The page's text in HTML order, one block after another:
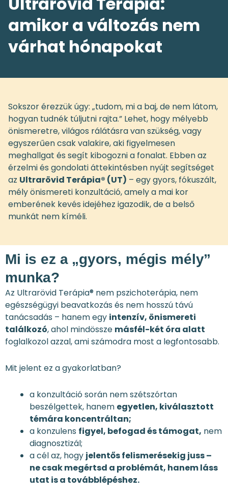
amikor a változás nem
várhat hónapokat
Sokszor érezzük úgy: „tudom, mi a baj, de nem látom,
hogyan tudnék túljutni rajta.” Lehet, hogy mélyebb
önismeretre, világos rálátásra van szükség, vagy
egyszerűen csak valakire, aki figyelmesen
meghallgat és segít kibogozni a fonalat. Ebben az
érzelmi és gondolati áttekintésben nyújt segítséget
az Ultrarövid Terápia® (UT) – egy gyors, fókuszált,
mély önismereti konzultáció, amely a mai kor
emberének kevés idejéhez igazodik, de a belső
munkát nem kíméli.
Mi is ez a „gyors, mégis mély”
munka?
Az Ultrarövid Terápia® nem pszichoterápia, nem
egészségügyi beavatkozás és nem hosszú távú
tanácsadás – hanem egy intenzív, önismereti
találkozó, ahol mindössze másfél-két óra alatt
foglalkozol azzal, ami számodra most a legfontosabb.
Mit jelent ez a gyakorlatban?
a konzultáció során nem szétszórtan
beszélgettek, hanem egyetlen, kiválasztott
témára koncentráltan;
a konzulens figyel, befogad és támogat, nem
diagnosztizál;
a cél az, hogy jelentős felismerésekig juss –
ne csak megértsd a problémát, hanem láss
utat is a továbblépéshez.